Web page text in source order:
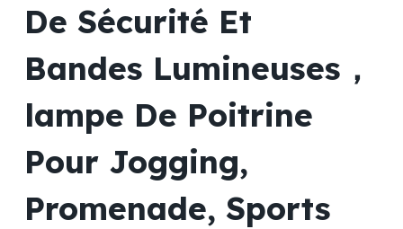
De Sécurité Et
Bandes Lumineuses，
lampe De Poitrine
Pour Jogging,
Promenade, Sports